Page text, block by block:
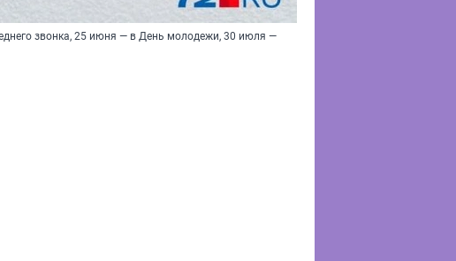
звонка, 25 июня — в День молодежи, 30 июля —